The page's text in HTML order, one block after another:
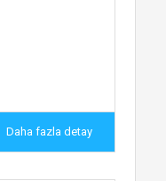
Daha fazla detay